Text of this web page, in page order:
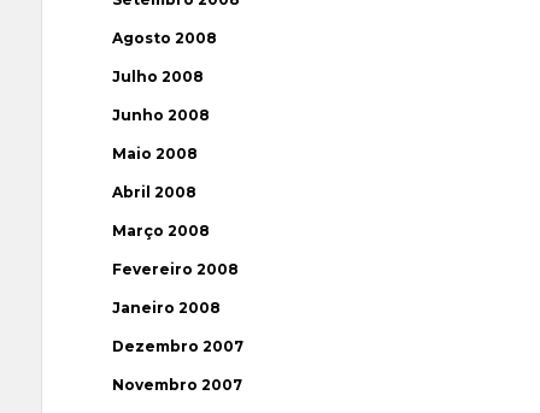
Agosto 2008
Julho 2008
Junho 2008
Maio 2008
Abril 2008
Março 2008
Fevereiro 2008
Janeiro 2008
Dezembro 2007
Novembro 2007